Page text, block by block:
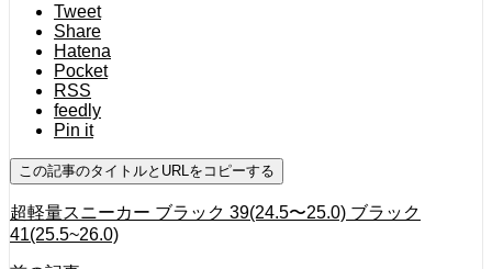
Tweet
Share
Hatena
Pocket
RSS
feedly
Pin it
この記事のタイトルとURLをコピーする
超軽量スニーカー ブラック 39(24.5〜25.0) ブラック
41(25.5~26.0)